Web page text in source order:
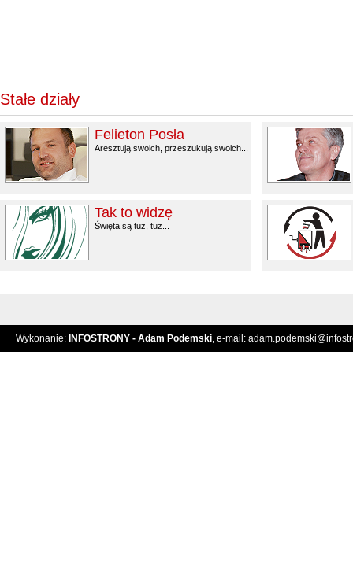
Stałe działy
Felieton Posła
Aresztują swoich, przeszukują swoich...
Tak to widzę
Święta są tuż, tuż...
Wykonanie: INFOSTRONY - Adam Podemski, e-mail: